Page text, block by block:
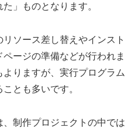
」ものとなります。
ソース差し替えやインスト
ージの準備などが行われま
りますが、実行プログラム
とも多いです。
制作プロジェクトの中では